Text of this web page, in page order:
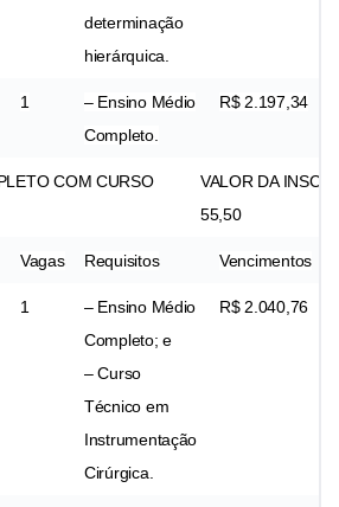
determinação
hierárquica.
1
– Ensino Médio
Completo.
R$ 2.197,34
COM CURSO
VALOR DA
55,50
Vagas Requisitos Vencimentos
1
– Ensino Médio
Completo; e
– Curso
Técnico em
Instrumentação
Cirúrgica.
R$ 2.040,76